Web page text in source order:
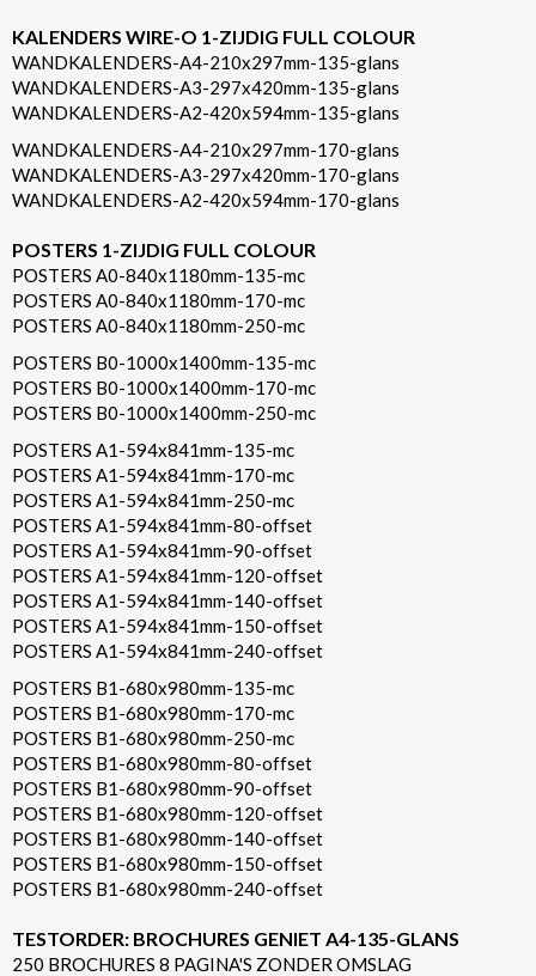
KALENDERS WIRE-O 1-ZIJDIG FULL COLOUR
WANDKALENDERS-A4-210x297mm-135-glans
WANDKALENDERS-A3-297x420mm-135-glans
WANDKALENDERS-A2-420x594mm-135-glans
WANDKALENDERS-A4-210x297mm-170-glans
WANDKALENDERS-A3-297x420mm-170-glans
WANDKALENDERS-A2-420x594mm-170-glans
POSTERS 1-ZIJDIG FULL COLOUR
POSTERS A0-840x1180mm-135-mc
POSTERS A0-840x1180mm-170-mc
POSTERS A0-840x1180mm-250-mc
POSTERS B0-1000x1400mm-135-mc
POSTERS B0-1000x1400mm-170-mc
POSTERS B0-1000x1400mm-250-mc
POSTERS A1-594x841mm-135-mc
POSTERS A1-594x841mm-170-mc
POSTERS A1-594x841mm-250-mc
POSTERS A1-594x841mm-80-offset
POSTERS A1-594x841mm-90-offset
POSTERS A1-594x841mm-120-offset
POSTERS A1-594x841mm-140-offset
POSTERS A1-594x841mm-150-offset
POSTERS A1-594x841mm-240-offset
POSTERS B1-680x980mm-135-mc
POSTERS B1-680x980mm-170-mc
POSTERS B1-680x980mm-250-mc
POSTERS B1-680x980mm-80-offset
POSTERS B1-680x980mm-90-offset
POSTERS B1-680x980mm-120-offset
POSTERS B1-680x980mm-140-offset
POSTERS B1-680x980mm-150-offset
POSTERS B1-680x980mm-240-offset
TESTORDER: BROCHURES GENIET A4-135-GLANS
250 BROCHURES 8 PAGINA'S ZONDER OMSLAG